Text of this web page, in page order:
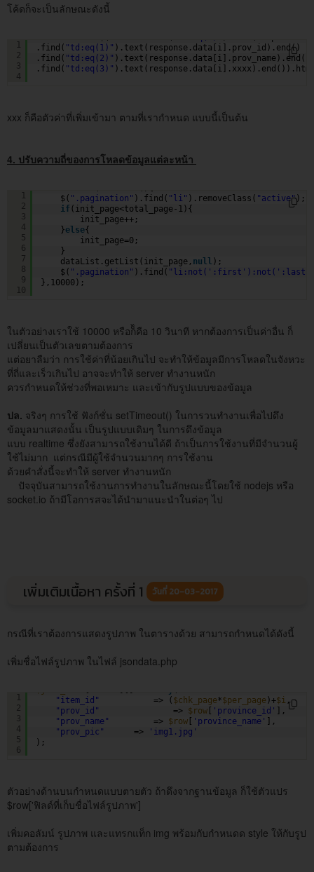
โค้ดก็จะเป็นลักษณะดังนี้
1
2
3
4
.find( "td:eq(1)" ).text(response.data[i].prov_id).end()
.find( "td:eq(2)" ).text(response.data[i].prov_name).end()
.find( "td:eq(3)"
xxx ก็คือตัวค่าที่เพิ่มเข้ามา ตามที่เรากำหนด แบบนี้เป็นต้น
4. ปรับความถี่ของการโหลดข้อมูลแต่ละหน้า
1
2
3
4
5
6
7
8
9
10
$( ".pagination" ).find( "li" ).removeClass( "active");
if (init_page<total_page-1){
init_page++;
}else{
init_page=0;
}
dataList.getList(init_page, null );
$( ".pagination" ).find(
},10000);
ในตัวอย่างเราใช้ 10000 หรือก็้คือ 10 วินาที หากต้องการเป็นค่าอื่น ก็
เปลี่ยนเป็นตัวเลขตามต้องการ
แต่อยาลืมว่า การใช้ค่าที่น้อยเกินไป จะทำให้ข้อมูลมีการโหลดในจังหวะ
ที่ถี่และเร็วเกินไป อาจจะทำให้ server ทำงานหนัก
ควรกำหนดให้ช่วงที่พอเหมาะ และเข้ากับรูปแบบของข้อมูล
ปล. จริงๆ การใช้ ฟังก์ชั่น setTimeout() ในการวนทำงานเพื่อไปดึง
ข้อมูลมาแสดงนั้น เป็นรูปแบบเดิมๆ ในการดึงข้อมูล
แบบ realtime ซึ่งยังสามารถใช้งานได้ดี ถ้าเป็นการใช้งานที่มีจำนวนผู้
ใช้ไม่มาก แต่กรณีมีผู้ใช้จำนวนมากๆ การใช้งาน
ด้วยคำสั่งนี้จะทำให้ server ทำงานหนัก
ปัจจุบันสามารถใช้งานการทำงานในลักษณะนี้โดยใช้ nodejs หรือ
socket.io ถ้ามีโอการสจะได้นำมาแนะนำในต่อๆ ไป
เพิ่มเติมเนื้อหา ครั้งที่ 1 วันที่ 20-03-2017
กรณีที่เราต้องการแสดงรูปภาพ ในตารางด้วย สามารถกำหนดได้ดังนี้
เพิ่มชื่อไฟล์รูปภาพ ในไฟล์ jsondata.php
1
2
3
4
5
6
"item_id"
=> ( $chk_page*$per_page)+$i ,
"prov_id"
=> $row [ 'province_id' ],
"prov_name"
=> $row [ 'province_name' ],
"prov_pic"
=>
'img1.jpg'
);
ตัวอย่างด้านบนกำหนดแบบตายตัว ถ้าดึงจากฐานข้อมูล ก็ใช้ตัวแปร
$row['ฟิลด์ที่เก็บชื่อไฟล์รูปภาพ']
เพิ่มคอลัมน์ รูปภาพ และแทรกแท็ก img พร้อมกับกำหนดด style ให้กับรูป
ตามต้องการ